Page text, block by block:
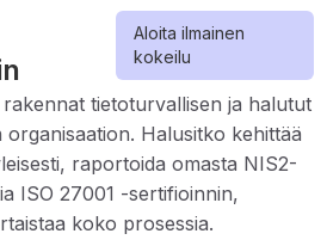
Aloita ilmainen
kokeilu
tietoturvallisen ja halutut
Halusitko kehittää
raportoida omasta NIS2-
ISO 27001 -sertifioinnin,
koko prosessia.